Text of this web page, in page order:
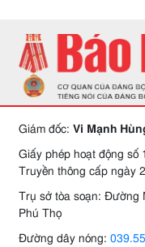
Giám đốc: Vi Mạnh
Giấy phép hoạt động số
Truyền thông cấp ngày
Trụ sở tòa soạn:
Phú Thọ
Đường dây nóng: